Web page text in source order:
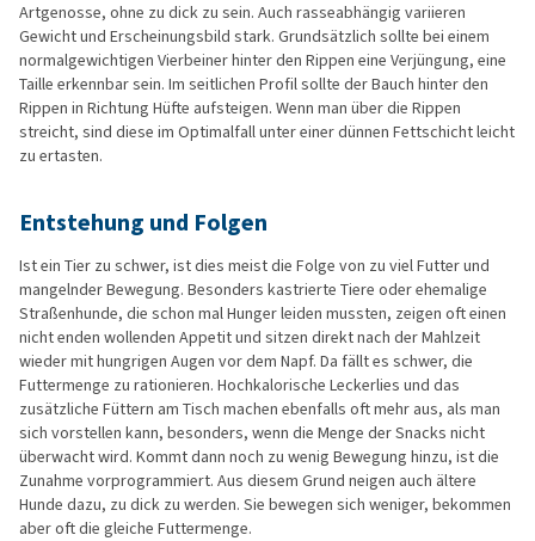
Artgenosse, ohne zu dick zu sein. Auch rasseabhängig variieren
Gewicht und Erscheinungsbild stark. Grundsätzlich sollte bei einem
normalgewichtigen Vierbeiner hinter den Rippen eine Verjüngung, eine
Taille erkennbar sein. Im seitlichen Profil sollte der Bauch hinter den
Rippen in Richtung Hüfte aufsteigen. Wenn man über die Rippen
streicht, sind diese im Optimalfall unter einer dünnen Fettschicht leicht
zu ertasten.
Entstehung und Folgen
Ist ein Tier zu schwer, ist dies meist die Folge von zu viel Futter und
mangelnder Bewegung. Besonders kastrierte Tiere oder ehemalige
Straßenhunde, die schon mal Hunger leiden mussten, zeigen oft einen
nicht enden wollenden Appetit und sitzen direkt nach der Mahlzeit
wieder mit hungrigen Augen vor dem Napf. Da fällt es schwer, die
Futtermenge zu rationieren. Hochkalorische Leckerlies und das
zusätzliche Füttern am Tisch machen ebenfalls oft mehr aus, als man
sich vorstellen kann, besonders, wenn die Menge der Snacks nicht
überwacht wird. Kommt dann noch zu wenig Bewegung hinzu, ist die
Zunahme vorprogrammiert. Aus diesem Grund neigen auch ältere
Hunde dazu, zu dick zu werden. Sie bewegen sich weniger, bekommen
aber oft die gleiche Futtermenge.